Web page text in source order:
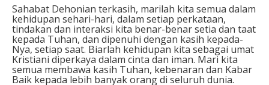
Sahabat Dehonian terkasih, marilah kita semua dalam
kehidupan sehari-hari, dalam setiap perkataan,
tindakan dan interaksi kita benar-benar setia dan taat
kepada Tuhan, dan dipenuhi dengan kasih kepada-
Nya, setiap saat. Biarlah kehidupan kita sebagai umat
Kristiani diperkaya dalam cinta dan iman. Mari kita
semua membawa kasih Tuhan, kebenaran dan Kabar
Baik kepada lebih banyak orang di seluruh dunia.